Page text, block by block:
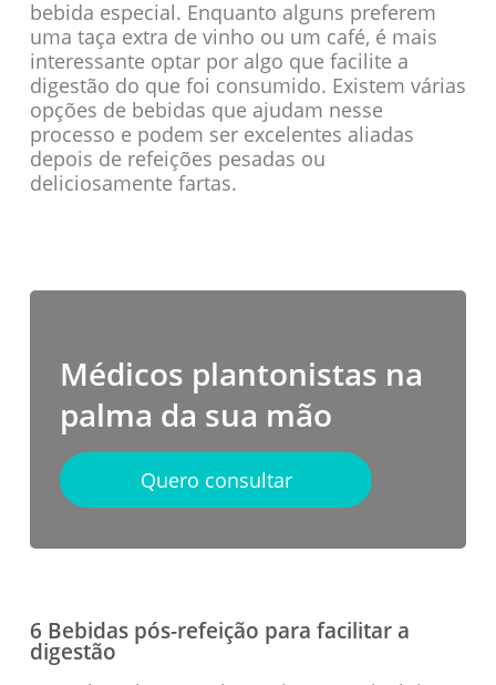
bebida especial. Enquanto alguns preferem
uma taça extra de vinho ou um café, é mais
interessante optar por algo que facilite a
digestão do que foi consumido. Existem várias
opções de bebidas que ajudam nesse
processo e podem ser excelentes aliadas
depois de refeições pesadas ou
deliciosamente fartas.
Médicos plantonistas na
palma da sua mão
Quero consultar
6 Bebidas pós-refeição para facilitar a
digestão